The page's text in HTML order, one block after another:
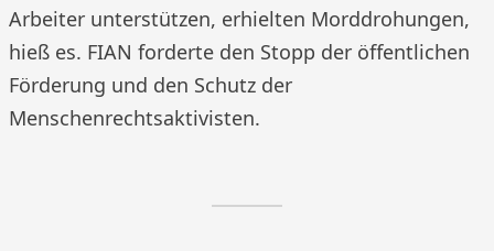
Arbeiter unterstützen, erhielten Morddrohungen,
hieß es. FIAN forderte den Stopp der öffentlichen
Förderung und den Schutz der
Menschenrechtsaktivisten.